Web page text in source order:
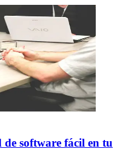
software fácil en tu